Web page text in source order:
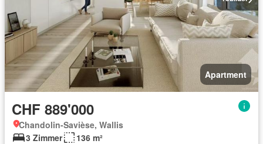
Apartment
CHF 889'000
Chandolin-Savièse, Wallis
3 Zimmer
136 m²